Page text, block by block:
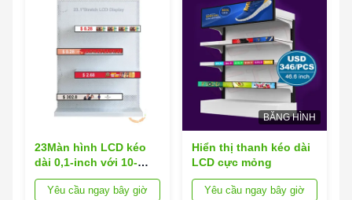
23Màn hình LCD kéo
dài 0,1-inch với 10-
Point Touch và độ
sáng 500cd / m2 cho
Yêu cầu ngay bây giờ
BĂNG HÌNH
Hiển thị thanh kéo dài
LCD cực mỏng
Yêu cầu ngay bây giờ